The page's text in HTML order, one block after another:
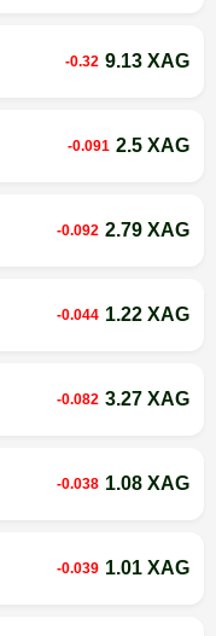
-0.32 9.13 XAG
-0.091 2.5 XAG
-0.092 2.79 XAG
-0.044 1.22 XAG
-0.082 3.27 XAG
-0.038 1.08 XAG
-0.039 1.01 XAG